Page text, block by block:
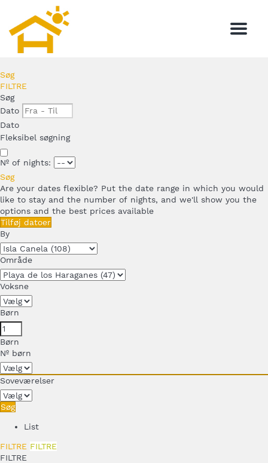
Menu
Søg
FILTRE
Søg
Dato
Dato
Fleksibel søgning
Nº of nights:
Søg
Are your dates flexible? Put the date range in which you would
like to stay and the number of nights, and we'll show you the
options and the best prices available
Tilføj datoer
By
Område
Voksne
Børn
Børn
Nº børn
Soveværelser
Søg
List
FILTRE FILTRE
FILTRE